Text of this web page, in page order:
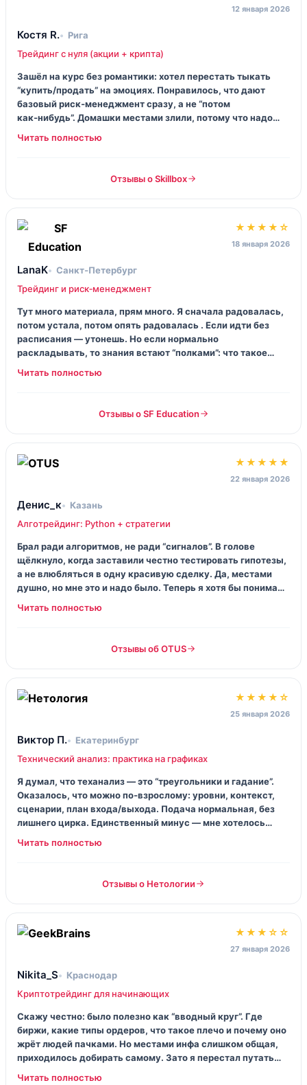
12 января 2026
Костя R.
Рига
Трейдинг с нуля (акции + крипта)
Зашёл на курс без романтики: хотел перестать тыкать
“купить/продать” на эмоциях. Понравилось, что дают
базовый риск‑менеджмент сразу, а не “потом
как‑нибудь”. Домашки местами злили, потому что надо
реально считать размер позиции, а не угадывать. Зато
Отзывы о Skillbox
★★★★☆
18 января 2026
LanaK
Санкт‑Петербург
Трейдинг и риск‑менеджмент
Тут много материала, прям много. Я сначала радовалась,
потом устала, потом опять радовалась . Если идти без
расписания — утонешь. Но если нормально
раскладывать, то знания встают “полками”: что такое
риск на сделку, почему стоп — не слабость, и как не
Отзывы о SF Education
★★★★★
22 января 2026
Денис_к
Казань
Алготрейдинг: Python + стратегии
Брал ради алгоритмов, не ради “сигналов”. В голове
щёлкнуло, когда заставили честно тестировать гипотезы,
а не влюбляться в одну красивую сделку. Да, местами
душно, но мне это и надо было. Теперь я хотя бы понимаю,
где у стратегии край, а где сказка.
Отзывы об OTUS
★★★★☆
25 января 2026
Виктор П.
Екатеринбург
Технический анализ: практика на графиках
Я думал, что теханализ — это “треугольники и гадание”.
Оказалось, что можно по‑взрослому: уровни, контекст,
сценарии, план входа/выхода. Подача нормальная, без
лишнего цирка. Единственный минус — мне хотелось
больше разборов именно моих ошибок, но это уже
Отзывы о Нетологии
★★★☆☆
27 января 2026
Nikita_S
Краснодар
Криптотрейдинг для начинающих
Скажу честно: было полезно как “вводный круг”. Где
биржи, какие типы ордеров, что такое плечо и почему оно
жрёт людей пачками. Но местами инфа слишком общая,
приходилось добирать самому. Зато я перестал путать
маржу с магией, уже хорошо.